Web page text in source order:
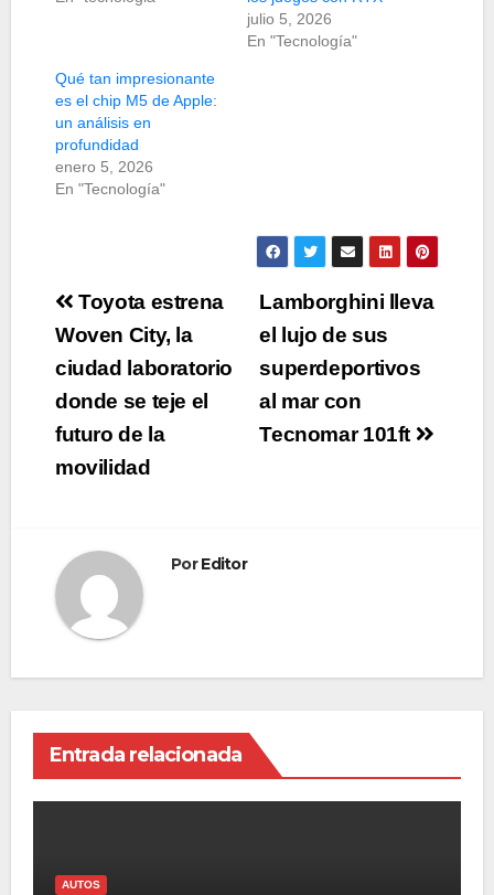
julio 5, 2026
En "Tecnología"
Qué tan impresionante
es el chip M5 de Apple:
un análisis en
profundidad
enero 5, 2026
En "Tecnología"
Navegación
de
entradas
Lamborghini lleva
el lujo de sus
superdeportivos
al mar con
Tecnomar 101ft
Toyota estrena
Woven City, la
ciudad laboratorio
donde se teje el
futuro de la
movilidad
PorEditor
Entrada relacionada
AUTOS